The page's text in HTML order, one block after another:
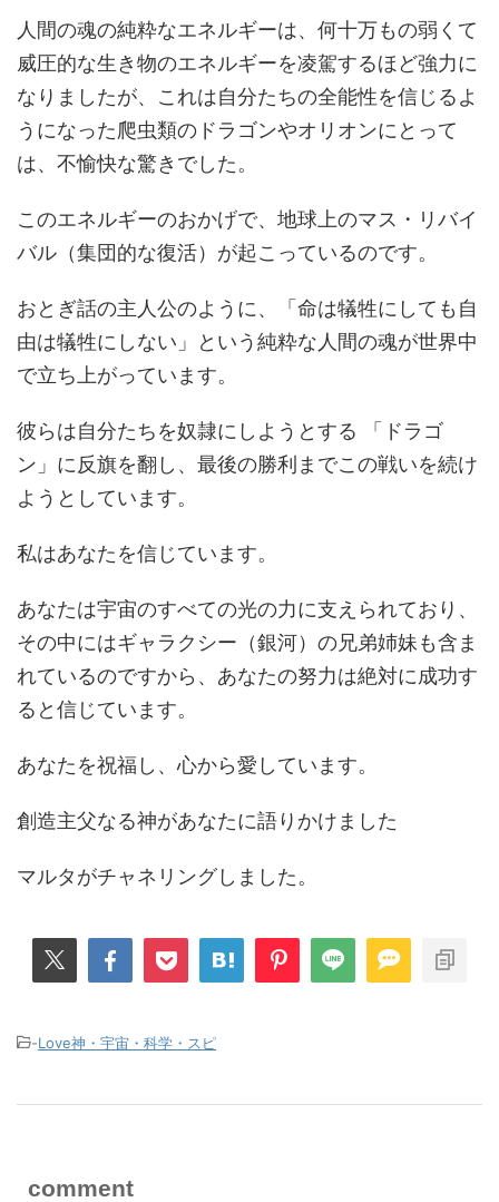
人間の魂の純粋なエネルギーは、何十万もの弱くて
威圧的な生き物のエネルギーを凌駕するほど強力に
なりましたが、これは自分たちの全能性を信じるよ
うになった爬虫類のドラゴンやオリオンにとって
は、不愉快な驚きでした。
このエネルギーのおかげで、地球上のマス・リバイ
バル（集団的な復活）が起こっているのです。
おとぎ話の主人公のように、「命は犠牲にしても自
由は犠牲にしない」という純粋な人間の魂が世界中
で立ち上がっています。
彼らは自分たちを奴隷にしようとする 「ドラゴ
ン」に反旗を翻し、最後の勝利までこの戦いを続け
ようとしています。
私はあなたを信じています。
あなたは宇宙のすべての光の力に支えられており、
その中にはギャラクシー（銀河）の兄弟姉妹も含ま
れているのですから、あなたの努力は絶対に成功す
ると信じています。
あなたを祝福し、心から愛しています。
創造主父なる神があなたに語りかけました
マルタがチャネリングしました。
-Love神・宇宙・科学・スピ
comment